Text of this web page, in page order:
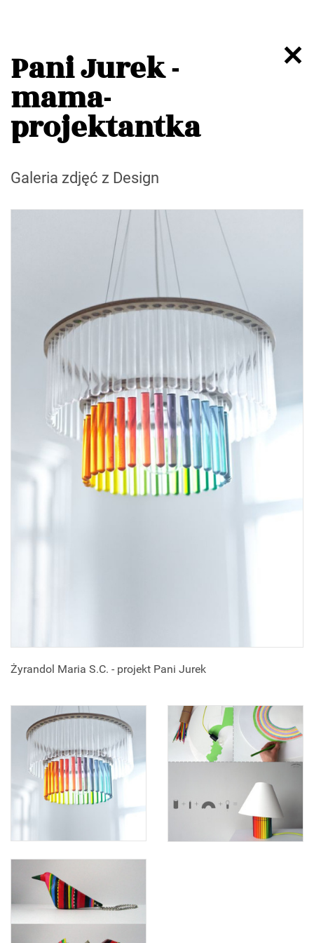
Pani Jurek -
mama-
projektantka
Galeria zdjęć z Design
Żyrandol Maria S.C. - projekt Pani Jurek